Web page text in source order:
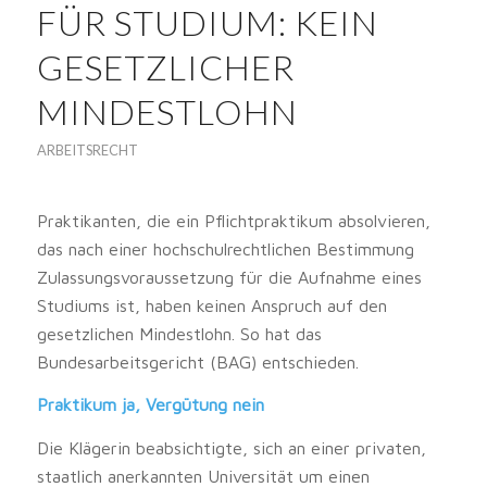
FÜR STUDIUM: KEIN
GESETZLICHER
MINDESTLOHN
ARBEITSRECHT
Praktikanten, die ein Pflichtpraktikum absolvieren,
das nach einer hochschulrechtlichen Bestimmung
Zulassungsvoraussetzung für die Aufnahme eines
Studiums ist, haben keinen Anspruch auf den
gesetzlichen Mindestlohn. So hat das
Bundesarbeitsgericht (BAG) entschieden.
Praktikum ja, Vergütung nein
Die Klägerin beabsichtigte, sich an einer privaten,
staatlich anerkannten Universität um einen